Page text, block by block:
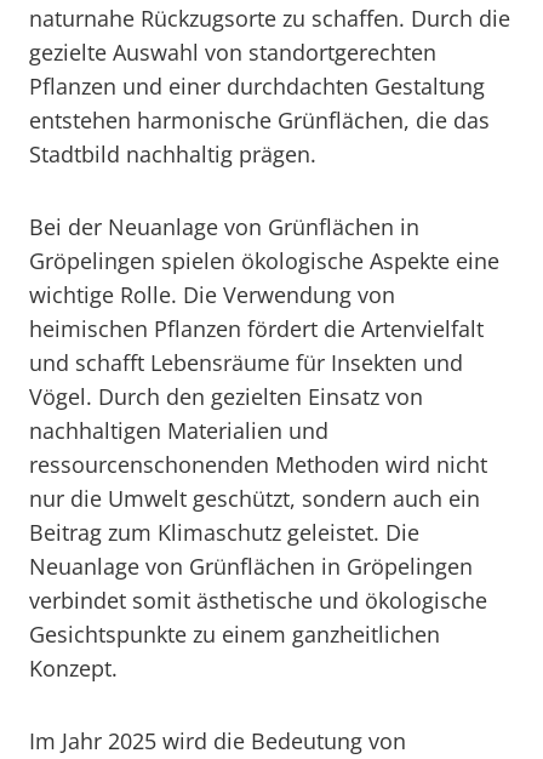
naturnahe Rückzugsorte zu schaffen. Durch die
gezielte Auswahl von standortgerechten
Pflanzen und einer durchdachten Gestaltung
entstehen harmonische Grünflächen, die das
Stadtbild nachhaltig prägen.
Bei der Neuanlage von Grünflächen in
Gröpelingen spielen ökologische Aspekte eine
wichtige Rolle. Die Verwendung von
heimischen Pflanzen fördert die Artenvielfalt
und schafft Lebensräume für Insekten und
Vögel. Durch den gezielten Einsatz von
nachhaltigen Materialien und
ressourcenschonenden Methoden wird nicht
nur die Umwelt geschützt, sondern auch ein
Beitrag zum Klimaschutz geleistet. Die
Neuanlage von Grünflächen in Gröpelingen
verbindet somit ästhetische und ökologische
Gesichtspunkte zu einem ganzheitlichen
Konzept.
Im Jahr 2025 wird die Bedeutung von